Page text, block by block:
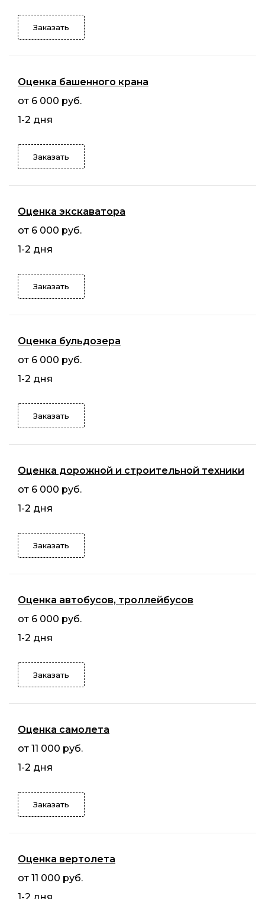
Заказать
Оценка башенного крана
от 6 000 руб.
1-2 дня
Заказать
Оценка экскаватора
от 6 000 руб.
1-2 дня
Заказать
Оценка бульдозера
от 6 000 руб.
1-2 дня
Заказать
Оценка дорожной и строительной техники
от 6 000 руб.
1-2 дня
Заказать
Оценка автобусов, троллейбусов
от 6 000 руб.
1-2 дня
Заказать
Оценка самолета
от 11 000 руб.
1-2 дня
Заказать
Оценка вертолета
от 11 000 руб.
1-2 дня